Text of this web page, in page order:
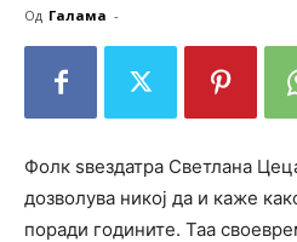
Од Галама -
Фолк ѕвездатра Светлана
дозволува никој да и каже
поради годините. Таа